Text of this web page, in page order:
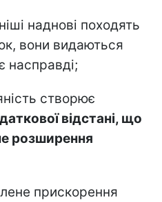
наднові походять
вони видаються
насправді;
створює
відстані, що
розширення
прискорення